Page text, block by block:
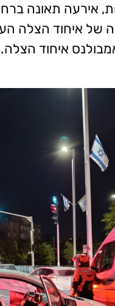
אירעה תאונה
איחוד הצלה
איחוד